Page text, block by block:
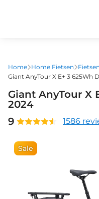
gaan
Home Home Fietsen Fietsen
Giant AnyTour X E+ 3 625Wh
Giant AnyTour X
2024
9
1586
Sale